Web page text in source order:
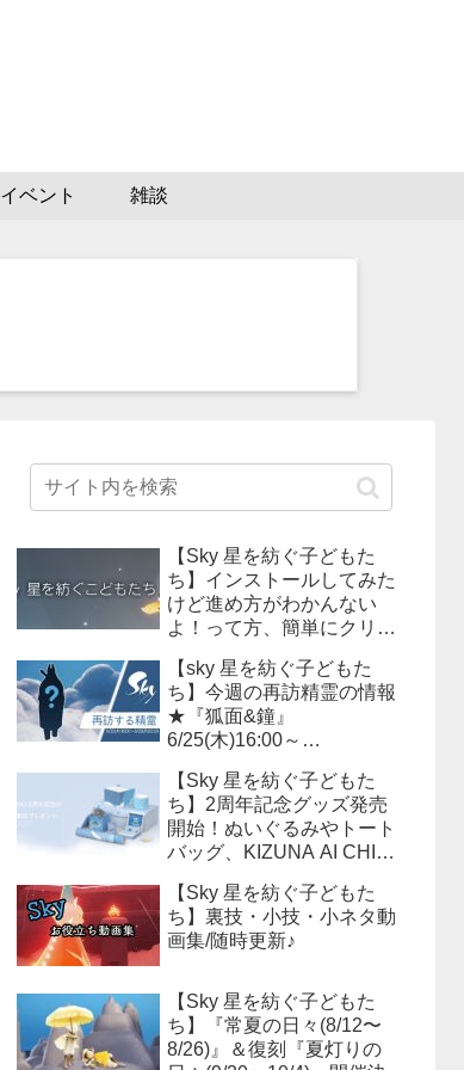
イベント 雑談
【Sky 星を紡ぐ子どもた
ち】インストールしてみた
けど進め方がわかんない
よ！って方、簡単にクリア
【sky 星を紡ぐ子どもた
ち】今週の再訪精霊の情報
★『狐面&鐘』
6/25(木)16:00～
キャンドル数は？？
【Sky 星を紡ぐ子どもた
ち】2周年記念グッズ発売
開始！ぬいぐるみやトート
バッグ、KIZUNA AI CHINA
れます！
【Sky 星を紡ぐ子どもた
ち】裏技・小技・小ネタ動
画集/随時更新♪
【Sky 星を紡ぐ子どもた
ち】『常夏の日々(8/12〜
8/26)』＆復刻『夏灯りの